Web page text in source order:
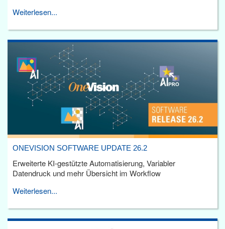
Weiterlesen...
ONEVISION SOFTWARE UPDATE 26.2
Erweiterte KI-gestützte Automatisierung, Variabler
Datendruck und mehr Übersicht im Workflow
Weiterlesen...